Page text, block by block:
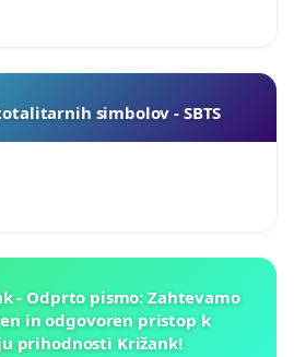
simbolov - SBTS
- Odprto pismo: Zahtevamo
in odgovoren pristop k
prihodnosti Križank!